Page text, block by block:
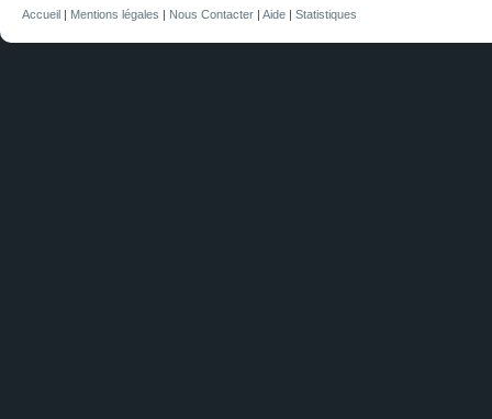
Accueil | Mentions légales | Nous Contacter | Aide | Statistiques